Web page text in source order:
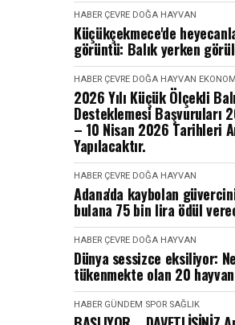
HABER ÇEVRE DOĞA HAYVAN
Küçükçekmece'de
görüntü: Balık yerken
HABER ÇEVRE DOĞA HAYVAN
2026 Yılı Küçük Ölçekli
Desteklemesi Başvuruları
– 10 Nisan 2026 Tarihleri
Yapılacaktır.
HABER ÇEVRE DOĞA HAYVAN
Adana'da kaybolan
bulana 75 bin lira ödül
HABER ÇEVRE DOĞA HAYVAN
Dünya sessizce eksiliyor:
tükenmekte olan 20
HABER GÜNDEM SPOR SAĞLIK